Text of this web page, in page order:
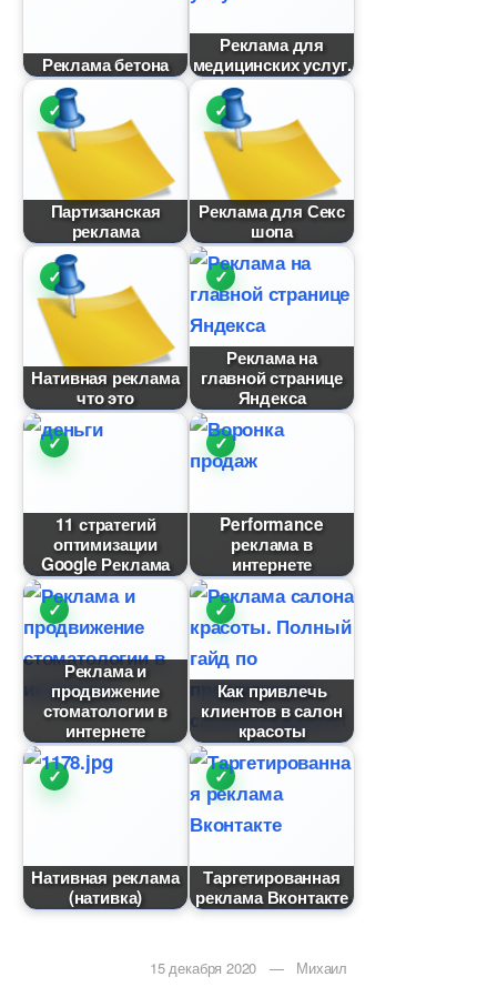
Реклама бетона
Реклама для
медицинских услуг.
Партизанская
реклама
Реклама для Секс
шопа
Нативная реклама
что это
Реклама на
лавной странице
Яндекса
11 стратегий
оптимизации
Google Реклама
Performance
реклама
интернете
Реклама и
продвижение
стоматологии
интернете
Как привлечь
клиентов в салон
красоты
Нативная реклама
(нативка)
Таргетированная
реклама Вконтакте
15 декабря 2020 — Михаил